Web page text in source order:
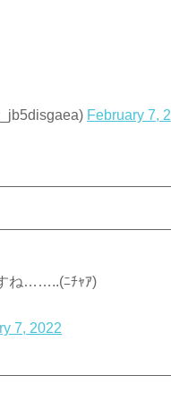
February 7, 2
ね……..(ﾆﾁｬｱ)
7, 2022